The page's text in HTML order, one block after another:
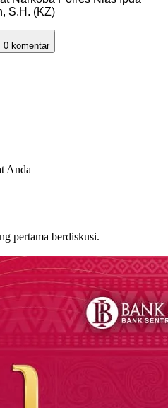
S.H. (KZ)
0 komentar
Anda
pertama berdiskusi.